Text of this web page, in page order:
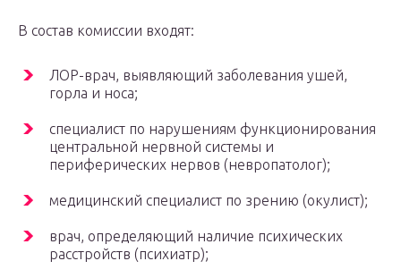
В состав комиссии входят:
ЛОР-врач, выявляющий заболевания ушей,
горла и носа;
специалист по нарушениям функционирования
центральной нервной системы и
периферических нервов (невропатолог);
медицинский специалист по зрению (окулист);
врач, определяющий наличие психических
расстройств (психиатр);